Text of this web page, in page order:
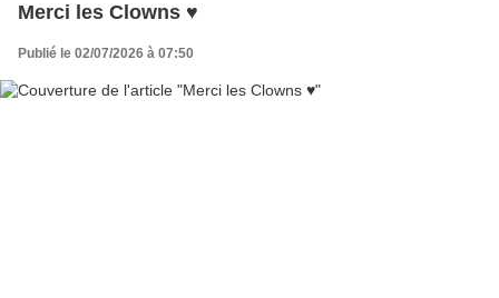
Merci les Clowns ♥
Publié le 02/07/2026 à 07:50